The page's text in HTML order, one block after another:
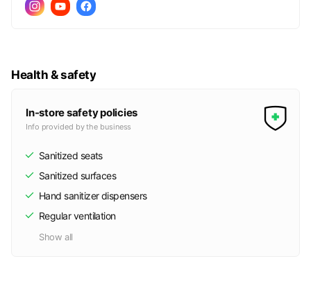
Health & safety
In-store safety policies
Info provided by the business
Sanitized seats
Sanitized surfaces
Hand sanitizer dispensers
Regular ventilation
Show all